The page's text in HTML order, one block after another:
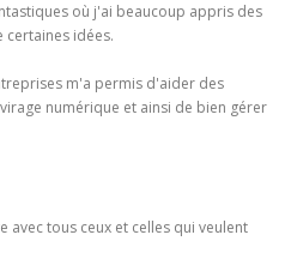
où j'ai beaucoup appris des
certaines idées.
m'a permis d'aider des
numérique et ainsi de bien gérer
avec tous ceux et celles qui veulent